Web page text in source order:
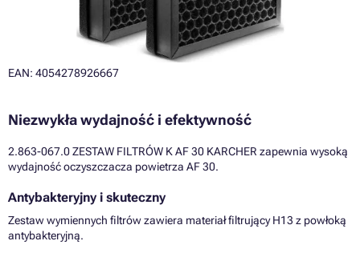
EAN: 4054278926667
Niezwykła wydajność i efektywność
2.863-067.0 ZESTAW FILTRÓW K AF 30 KARCHER zapewnia wysoką
wydajność oczyszczacza powietrza AF 30.
Antybakteryjny i skuteczny
Zestaw wymiennych filtrów zawiera materiał filtrujący H13 z powłoką
antybakteryjną.